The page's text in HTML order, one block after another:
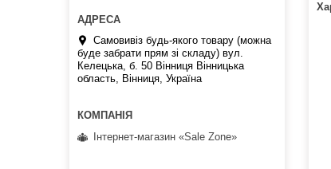
Самовивіз будь-якого товару (можна
буде забрати прям зі складу) вул.
Келецька, б. 50 Вінниця Вінницька
область, Вінниця, Україна
Інтернет-магазин «Sale Zone»